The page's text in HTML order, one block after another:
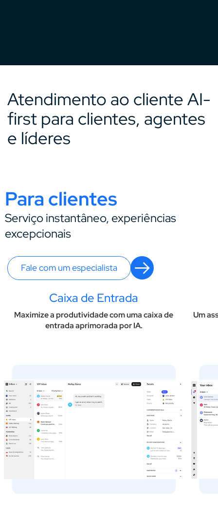
Atendimento ao cliente AI-
first para clientes, agentes
e líderes
Para clientes
Serviço instantâneo, experiências
excepcionais
Fale com um especialista
Caixa de Entrada
Maximize a produtividade com uma caixa de
entrada aprimorada por IA.
Um